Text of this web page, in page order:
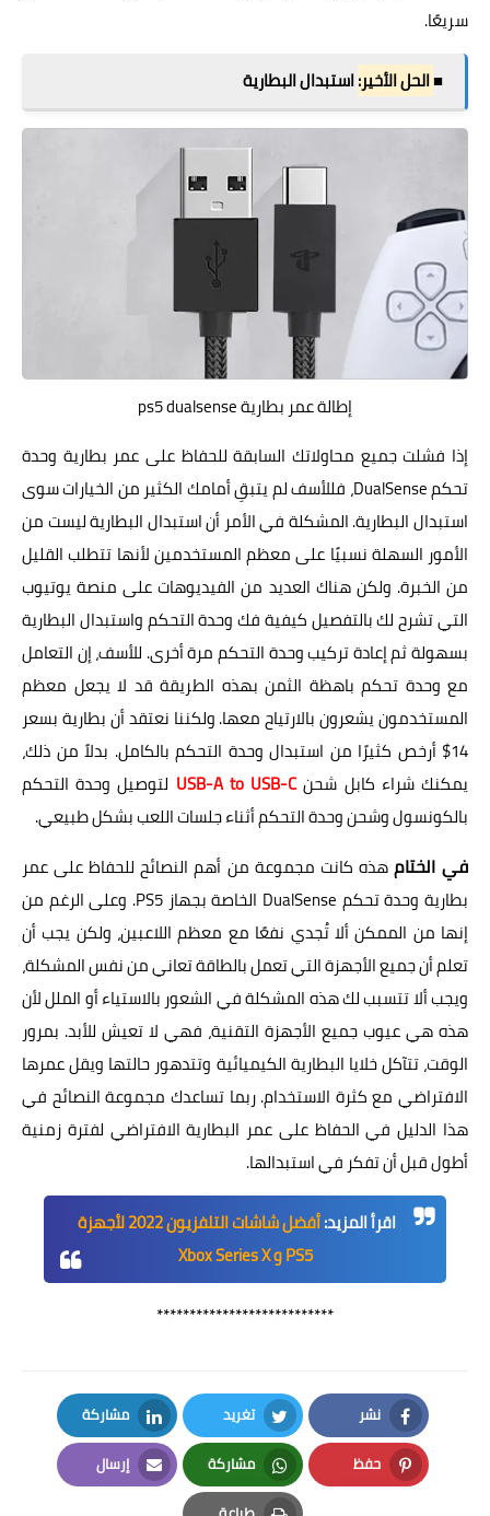
سريعًا.
■الحل الأخير:استبدال البطارية
إطالة عمر بطارية ps5 dualsense
إذا فشلت جميع محاولاتك السابقة للحفاظ على عمر بطارية وحدة
تحكم DualSense، فللأسف لم يتبقِ أمامك الكثير من الخيارات سوى
استبدال البطارية. المشكلة في الأمر أن استبدال البطارية ليست من
الأمور السهلة نسبيًا على معظم المستخدمين لأنها تتطلب القليل
من الخبرة. ولكن هناك العديد من الفيديوهات على منصة يوتيوب
التي تشرح لك بالتفصيل كيفية فك وحدة التحكم واستبدال البطارية
بسهولة ثم إعادة تركيب وحدة التحكم مرة أخرى. للأسف، إن التعامل
مع وحدة تحكم باهظة الثمن بهذه الطريقة قد لا يجعل معظم
المستخدمون يشعرون بالارتياح معها. ولكننا نعتقد أن بطارية بسعر
14$ أرخص كثيرًا من استبدال وحدة التحكم بالكامل. بدلاً من ذلك،
يمكنك شراء كابل شحنUSB-A to USB-C لتوصيل وحدة التحكم
بالكونسول وشحن وحدة التحكم أثناء جلسات اللعب بشكل طبيعي.
في الختامهذه كانت مجموعة من أهم النصائح للحفاظ على عمر
بطارية وحدة تحكم DualSense الخاصة بجهاز PS5. وعلى الرغم من
إنها من الممكن ألا تُجدي نفعًا مع معظم اللاعبين، ولكن يجب أن
تعلم أن جميع الأجهزة التي تعمل بالطاقة تعاني من نفس المشكلة،
ويجب ألا تتسبب لك هذه المشكلة في الشعور بالاستياء أو الملل لأن
هذه هي عيوب جميع الأجهزة التقنية، فهي لا تعيش للأبد. بمرور
الوقت، تتآكل خلايا البطارية الكيميائية وتتدهور حالتها ويقل عمرها
الافتراضي مع كثرة الاستخدام. ربما تساعدك مجموعة النصائح في
هذا الدليل في الحفاظ على عمر البطارية الافتراضي لفترة زمنية
أطول قبل أن تفكر في استبدالها.
اقرأ المزيد:
أفضل شاشات التلفزيون 2022 لأجهزة
PS5 و Xbox Series X
***************************
نشر
Facebook
تغريد
Twitter
مشاركة
LinkedIn
حفظ
Pinterest
مشاركة
Whatsapp
إرسال
Email